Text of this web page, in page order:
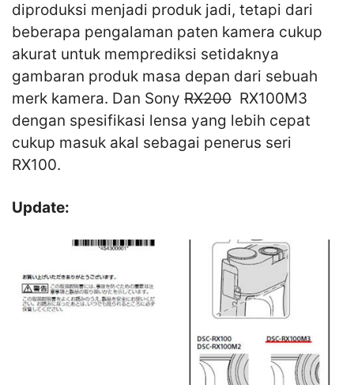
diproduksi menjadi produk jadi, tetapi dari
beberapa pengalaman paten kamera cukup
akurat untuk memprediksi setidaknya
gambaran produk masa depan dari sebuah
merk kamera. Dan Sony RX200 RX100M3
dengan spesifikasi lensa yang lebih cepat
cukup masuk akal sebagai penerus seri
RX100.
Update: